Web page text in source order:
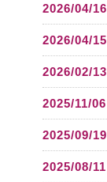
2026/04/16
2026/04/15
2026/02/13
2025/11/06
2025/09/19
2025/08/11